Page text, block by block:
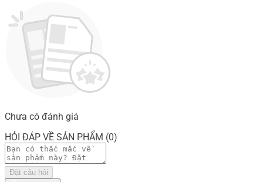
Chưa có đánh giá
HỎI ĐÁP VỀ SẢN PHẨM (0)
Đặt câu hỏi